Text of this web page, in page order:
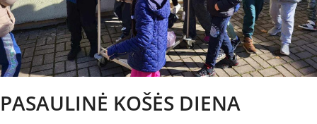
PASAULINĖ KOŠĖS DIENA